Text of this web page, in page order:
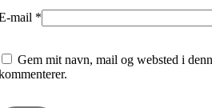
mail *
Gem mit navn, mail og websted i